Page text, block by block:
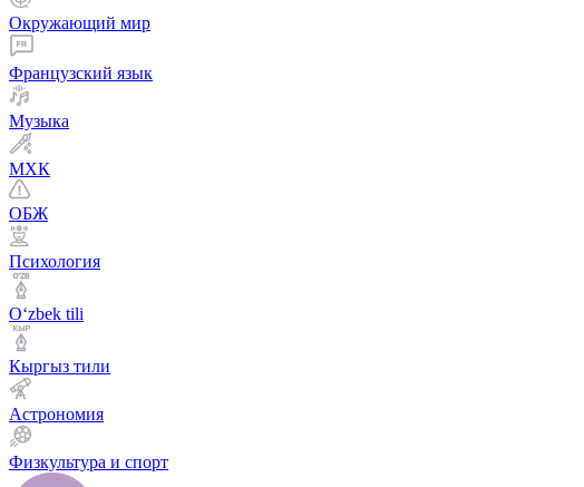
Окружающий мир
Французский язык
Музыка
МХК
ОБЖ
Психология
Оʻzbek tili
Кыргыз тили
Астрономия
Физкультура и спорт